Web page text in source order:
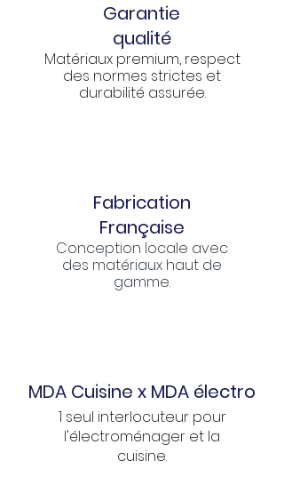
Garantie
qualité
Matériaux premium, respect
des normes strictes et
durabilité assurée.
Fabrication
Française
Conception locale avec
des matériaux haut de
gamme.
MDA Cuisine x MDA électro
1 seul interlocuteur pour
l'électroménager et la
cuisine.